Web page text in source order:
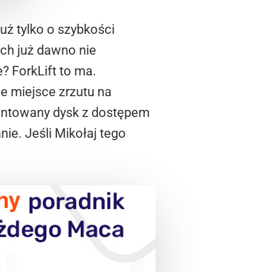
tylko o szybkości
już dawno nie
ForkLift to ma.
miejsce zrzutu na
dysk z dostępem
Jeśli Mikołaj tego